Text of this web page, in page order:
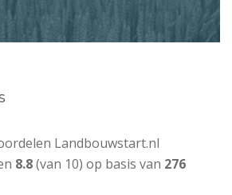
Landbouwstart.nl
8.8(van 10) op basis van 276